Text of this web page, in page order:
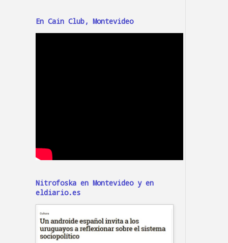
En Cain Club, Montevideo
Nitrofoska en Montevideo y en
eldiario.es